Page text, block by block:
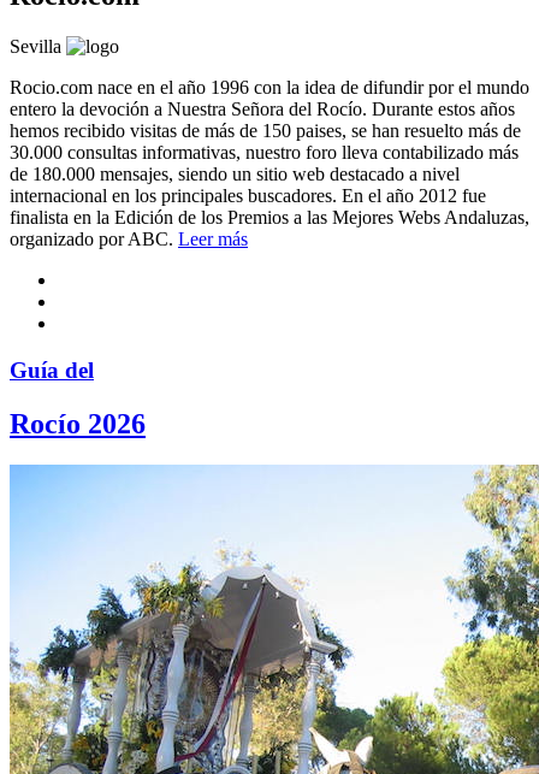
Sevilla
Rocio.com nace en el año 1996 con la idea de difundir por el mundo
entero la devoción a Nuestra Señora del Rocío. Durante estos años
hemos recibido visitas de más de 150 paises, se han resuelto más de
30.000 consultas informativas, nuestro foro lleva contabilizado más
de 180.000 mensajes, siendo un sitio web destacado a nivel
internacional en los principales buscadores. En el año 2012 fue
finalista en la Edición de los Premios a las Mejores Webs Andaluzas,
organizado por ABC. Leer más
Guía del
Rocío 2026